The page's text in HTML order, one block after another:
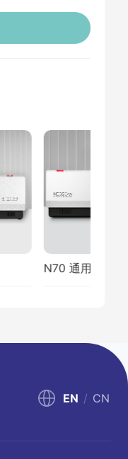
N70 通用型台
EN / CN